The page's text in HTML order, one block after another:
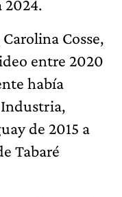
2024.
Cosse,
entre 2020
había
de 2015 a
Tabaré